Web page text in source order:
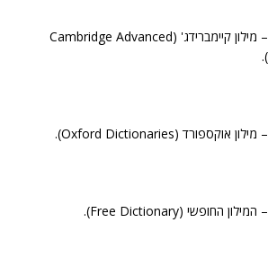
– מילון קיימברידג' (Cambridge Advanced
– מילון אוקספורד (Oxford Dictionaries).
– המילון החופשי (Free Dictionary).